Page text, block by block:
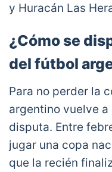
y Huracán Las
¿Cómo se
del fútbol
Para no perder la
argentino vuelve
disputa. Entre
jugar una copa
que la recién